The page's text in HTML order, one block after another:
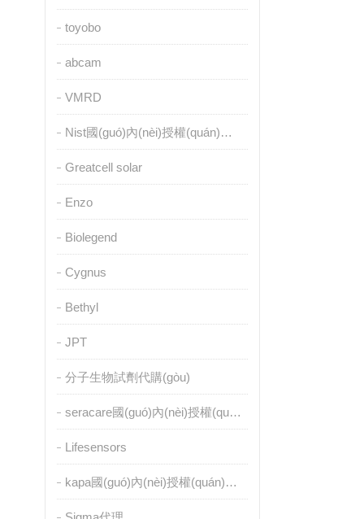
toyobo
abcam
VMRD
Nist國(guó)內(nèi)授權(quán)代理
Greatcell solar
Enzo
Biolegend
Cygnus
Bethyl
JPT
分子生物試劑代購(gòu)
seracare國(guó)內(nèi)授權(quán)代理
Lifesensors
kapa國(guó)內(nèi)授權(quán)代理